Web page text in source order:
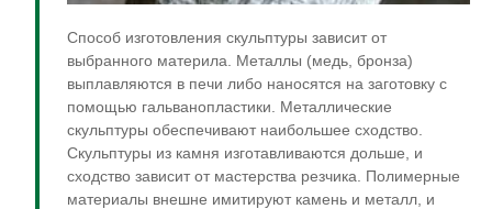
Способ изготовления скульптуры зависит от
выбранного материла. Металлы (медь, бронза)
выплавляются в печи либо наносятся на заготовку с
помощью гальванопластики. Металлические
скульптуры обеспечивают наибольшее сходство.
Скульптуры из камня изготавливаются дольше, и
сходство зависит от мастерства резчика. Полимерные
материалы внешне имитируют камень и металл, и